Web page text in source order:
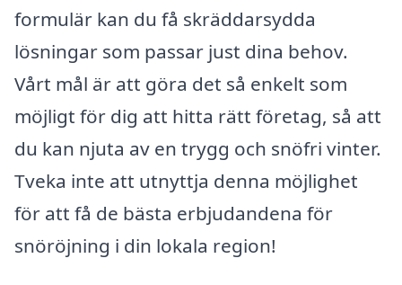
formulär kan du få skräddarsydda
lösningar som passar just dina behov.
Vårt mål är att göra det så enkelt som
möjligt för dig att hitta rätt företag, så att
du kan njuta av en trygg och snöfri vinter.
Tveka inte att utnyttja denna möjlighet
för att få de bästa erbjudandena för
snöröjning i din lokala region!